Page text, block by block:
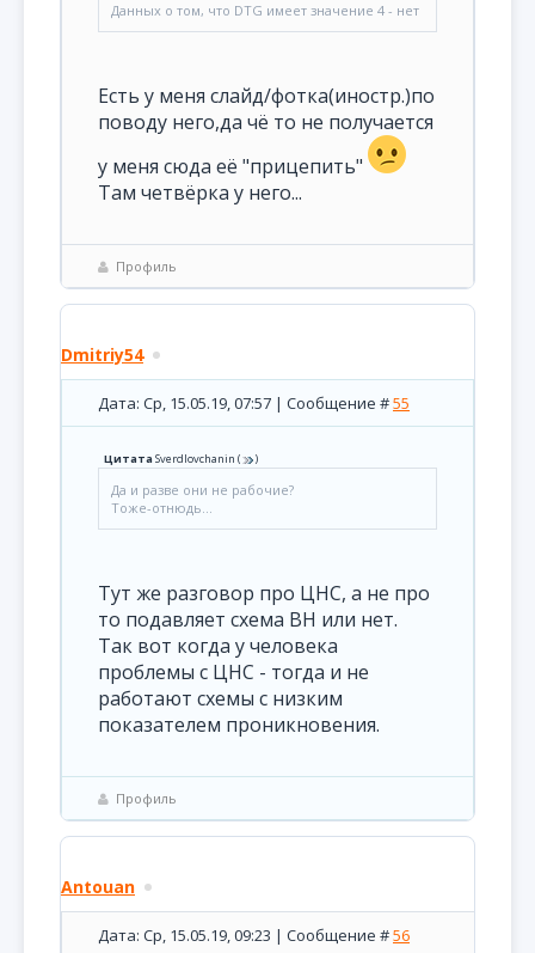
Данных о том, что DTG имеет значение 4 - нет
Есть у меня слайд/фотка(иностр.)по
поводу него,да чё то не получается
у меня сюда её "прицепить"
Там четвёрка у него...
Профиль
Dmitriy54
Дата: Ср, 15.05.19, 07:57 | Сообщение #55
ЦитатаSverdlovchanin ( )
Да и разве они не рабочие?
Тоже-отнюдь...
Тут же разговор про ЦНС, а не про
то подавляет схема ВН или нет.
Так вот когда у человека
проблемы с ЦНС - тогда и не
работают схемы с низким
показателем проникновения.
Профиль
Antouan
Дата: Ср, 15.05.19, 09:23 | Сообщение #56